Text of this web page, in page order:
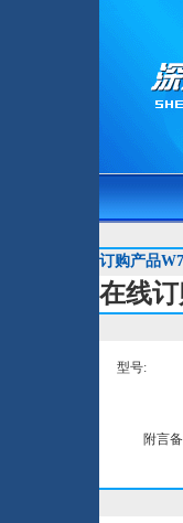
订购产品
在线
型号:
附言